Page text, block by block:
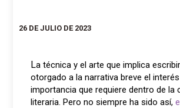
26 DE JULIO DE 2023
La técnica y el arte que implica escribir un relato ha
otorgado a la narrativa breve el
importancia que requiere dentro de la
literaria. Pero no siempre ha sido así,